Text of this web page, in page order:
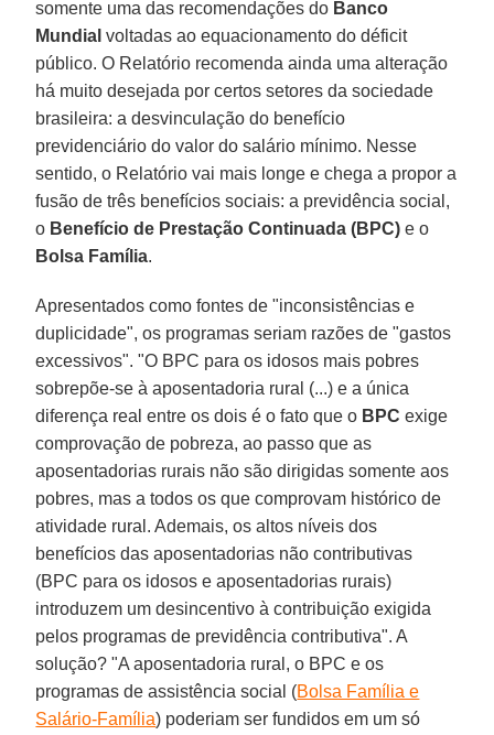
somente uma das recomendações do Banco
Mundial voltadas ao equacionamento do déficit
público. O Relatório recomenda ainda uma alteração
há muito desejada por certos setores da sociedade
brasileira: a desvinculação do benefício
previdenciário do valor do salário mínimo. Nesse
sentido, o Relatório vai mais longe e chega a propor a
fusão de três benefícios sociais: a previdência social,
o Benefício de Prestação Continuada (BPC) e o
Bolsa Família.
Apresentados como fontes de "inconsistências e
duplicidade", os programas seriam razões de "gastos
excessivos". "O BPC para os idosos mais pobres
sobrepõe-se à aposentadoria rural (...) e a única
diferença real entre os dois é o fato que o BPC exige
comprovação de pobreza, ao passo que as
aposentadorias rurais não são dirigidas somente aos
pobres, mas a todos os que comprovam histórico de
atividade rural. Ademais, os altos níveis dos
benefícios das aposentadorias não contributivas
(BPC para os idosos e aposentadorias rurais)
introduzem um desincentivo à contribuição exigida
pelos programas de previdência contributiva". A
solução? "A aposentadoria rural, o BPC e os
programas de assistência social (Bolsa Família e
Salário-Família) poderiam ser fundidos em um só